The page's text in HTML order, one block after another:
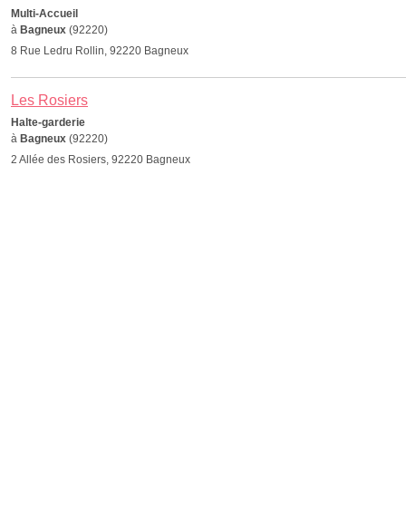
Multi-Accueil
à Bagneux (92220)
8 Rue Ledru Rollin, 92220 Bagneux
Les Rosiers
Halte-garderie
à Bagneux (92220)
2 Allée des Rosiers, 92220 Bagneux